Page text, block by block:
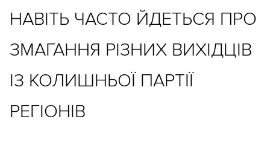
НАВІТЬ ЧАСТО ЙДЕТЬСЯ ПРО
ЗМАГАННЯ РІЗНИХ ВИХІДЦІВ
ІЗ КОЛИШНЬОЇ ПАРТІЇ
РЕГІОНІВ